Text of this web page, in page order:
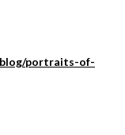
portraits-of-